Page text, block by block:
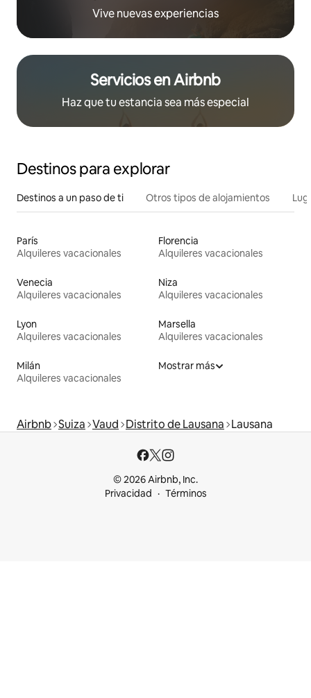
Vive nuevas experiencias
Servicios en Airbnb
Haz que tu estancia sea más especial
Destinos para explorar
Destinos a un paso de ti Otros tipos de alojamientos
París
Alquileres vacacionales
Florencia
Alquileres vacacionales
Venecia
Alquileres vacacionales
Niza
Alquileres vacacionales
Lyon
Alquileres vacacionales
Marsella
Alquileres vacacionales
Milán
Alquileres vacacionales
Mostrar más
Airbnb Suiza Vaud Distrito de Lausana Lausana
© 2026 Airbnb, Inc.
Privacidad
Términos